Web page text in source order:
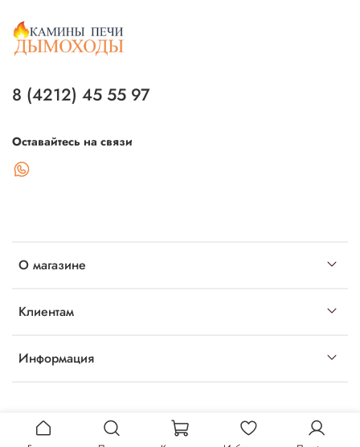
О магазине
Клиентам
Информация
8 (4212) 45 55 97
Оставайтесь на связи